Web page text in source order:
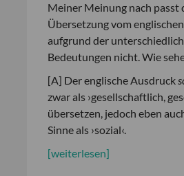
Meiner Meinung nach passt
Übersetzung vom englischen
aufgrund der
Bedeutungen nicht. Wie
[A] Der englische Ausdruck
zwar als ›gesellschaftlich,
übersetzen, jedoch eben
Sinne als ›sozial‹.
[weiterlesen]